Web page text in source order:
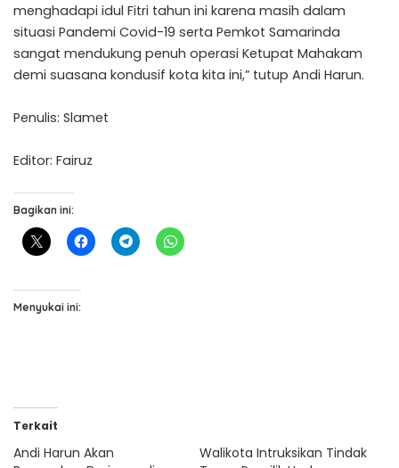
menghadapi idul Fitri tahun ini karena masih dalam
situasi Pandemi Covid-19 serta Pemkot Samarinda
sangat mendukung penuh operasi Ketupat Mahakam
demi suasana kondusif kota kita ini,” tutup Andi Harun.
Penulis: Slamet
Editor: Fairuz
Bagikan ini:
Menyukai ini:
Terkait
Andi Harun Akan
Walikota Intruksikan Tindak